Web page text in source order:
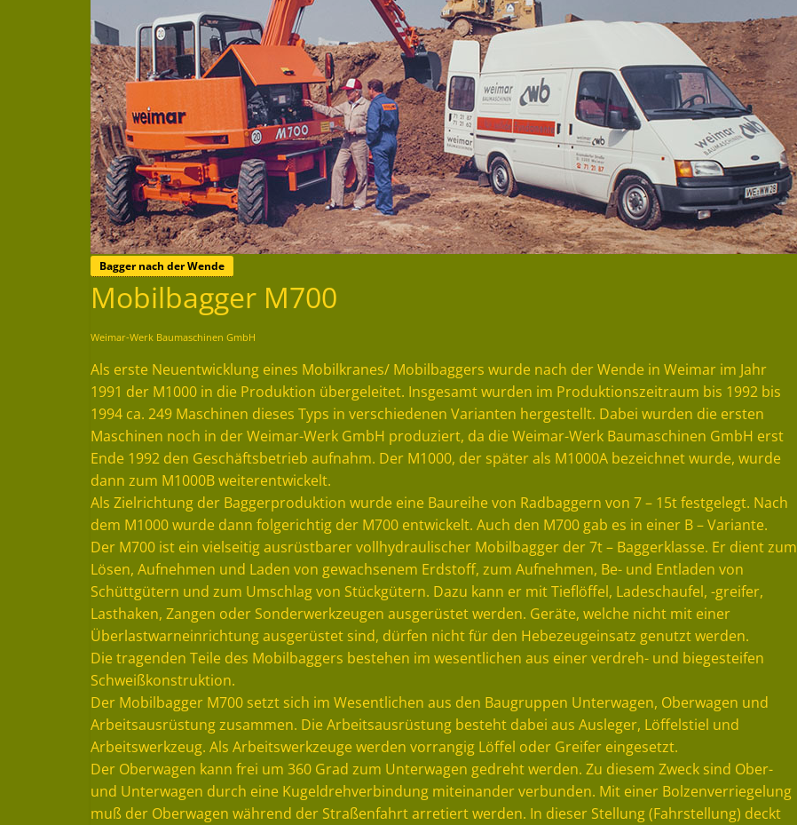
Bagger nach der Wende
Mobilbagger M700
Weimar-Werk Baumaschinen GmbH
Als erste Neuentwicklung eines Mobilkranes/ Mobilbaggers wurde nach der Wende in Weimar im Jahr
1991 der M1000 in die Produktion übergeleitet. Insgesamt wurden im Produktionszeitraum bis 1992 bis
1994 ca. 249 Maschinen dieses Typs in verschiedenen Varianten hergestellt. Dabei wurden die ersten
Maschinen noch in der Weimar-Werk GmbH produziert, da die Weimar-Werk Baumaschinen GmbH erst
Ende 1992 den Geschäftsbetrieb aufnahm. Der M1000, der später als M1000A bezeichnet wurde, wurde
dann zum M1000B weiterentwickelt.
Als Zielrichtung der Baggerproduktion wurde eine Baureihe von Radbaggern von 7 – 15t festgelegt. Nach
dem M1000 wurde dann folgerichtig der M700 entwickelt. Auch den M700 gab es in einer B – Variante.
Der M700 ist ein vielseitig ausrüstbarer vollhydraulischer Mobilbagger der 7t – Baggerklasse. Er dient zum
Lösen, Aufnehmen und Laden von gewachsenem Erdstoff, zum Aufnehmen, Be- und Entladen von
Schüttgütern und zum Umschlag von Stückgütern. Dazu kann er mit Tieflöffel, Ladeschaufel, -greifer,
Lasthaken, Zangen oder Sonderwerkzeugen ausgerüstet werden. Geräte, welche nicht mit einer
Überlastwarneinrichtung ausgerüstet sind, dürfen nicht für den Hebezeugeinsatz genutzt werden.
Die tragenden Teile des Mobilbaggers bestehen im wesentlichen aus einer verdreh- und biegesteifen
Schweißkonstruktion.
Der Mobilbagger M700 setzt sich im Wesentlichen aus den Baugruppen Unterwagen, Oberwagen und
Arbeitsausrüstung zusammen. Die Arbeitsausrüstung besteht dabei aus Ausleger, Löffelstiel und
Arbeitswerkzeug. Als Arbeitswerkzeuge werden vorrangig Löffel oder Greifer eingesetzt.
Der Oberwagen kann frei um 360 Grad zum Unterwagen gedreht werden. Zu diesem Zweck sind Ober-
und Unterwagen durch eine Kugeldrehverbindung miteinander verbunden. Mit einer Bolzenverriegelung
muß der Oberwagen während der Straßenfahrt arretiert werden. In dieser Stellung (Fahrstellung) deckt